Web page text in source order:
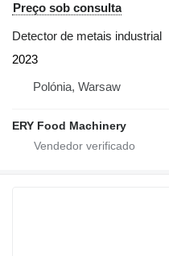
Preço sob consulta
Detector de metais industrial
2023
Polónia, Warsaw
ERY Food Machinery